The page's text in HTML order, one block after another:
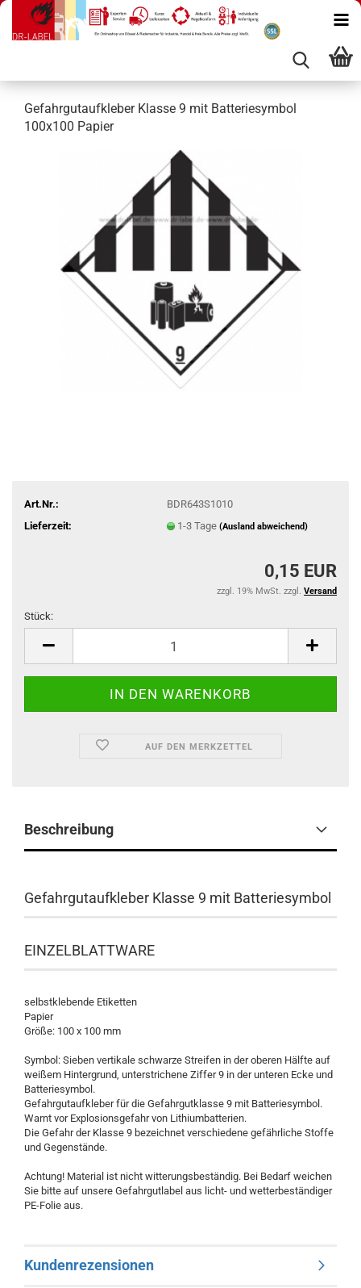
Gefahrgutaufkleber Klasse 9 mit Batteriesymbol
100x100 Papier
Art.Nr.:
BDR643S1010
Lieferzeit:
1-3 Tage (Ausland abweichend)
0,15 EUR
zzgl. 19% MwSt. zzgl. Versand
Stück:
AUF DEN MERKZETTEL
Beschreibung
Gefahrgutaufkleber Klasse 9 mit Batteriesymbol
​EINZELBLATTWARE
selbstklebende Etiketten
Papier
Größe: 100 x 100 mm
Symbol: Sieben vertikale schwarze Streifen in der oberen Hälfte auf
weißem Hintergrund, unterstrichene Ziffer 9 in der unteren Ecke und
Batteriesymbol.
Gefahrgutaufkleber für die Gefahrgutklasse 9 mit Batteriesymbol.
Warnt vor Explosionsgefahr von Lithiumbatterien.
Die Gefahr der Klasse 9 bezeichnet verschiedene gefährliche Stoffe
und Gegenstände.
Achtung! Material ist nicht witterungsbeständig. Bei Bedarf weichen
Sie bitte auf unsere Gefahrgutlabel aus licht- und wetterbeständiger
PE-Folie aus.
Kundenrezensionen